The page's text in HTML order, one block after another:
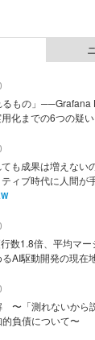
もの」──Grafana
化までの6つの疑い
も成果は増えない
ィブ時代に人間が
数1.8倍、平均マ
AI駆動開発の現在
〜「測れないから
負債について〜